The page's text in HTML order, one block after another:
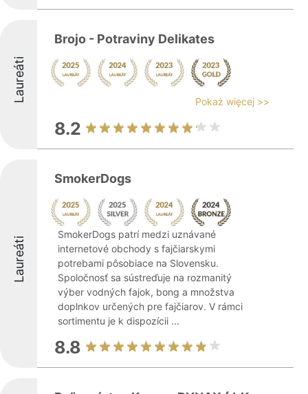
Laureáti
Brojo - Potraviny Delikates
Pokaż więcej >>
8.2
Laureáti
SmokerDogs
SmokerDogs patrí medzi uznávané
internetové obchody s fajčiarskymi
potrebami pôsobiace na Slovensku.
Spoločnosť sa sústreďuje na rozmanitý
výber vodných fajok, bong a množstva
doplnkov určených pre fajčiarov. V rámci
sortimentu je k dispozícii ...
8.8